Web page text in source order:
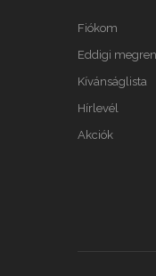
Fiókom
Eddigi
Kívánságlista
Hírlevél
Akciók